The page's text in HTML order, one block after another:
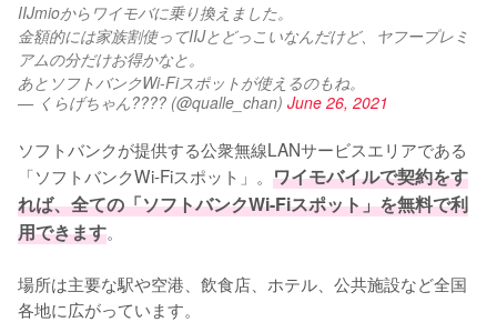
IIJmioからワイモバに乗り換えました。
金額的には家族割使ってIIJとどっこいなんだけど、ヤフープレミ
アムの分だけお得かなと。
あとソフトバンクWi-Fiスポットが使えるのもね。
— くらげちゃん???? (@qualle_chan) June 26, 2021
ソフトバンクが提供する公衆無線LANサービスエリアである
「ソフトバンクWi-Fiスポット」。 ワイモバイルで契約をす
れば、全ての「ソフトバンクWi-Fiスポット」を無料で利
用できます。
場所は主要な駅や空港、飲食店、ホテル、公共施設など全国
各地に広がっています。